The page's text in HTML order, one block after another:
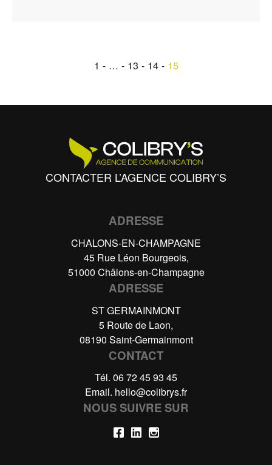
1 … 13 14 15
CONTACTER L’AGENCE COLIBRY’S
ADRESSE
CHALONS-EN-CHAMPAGNE
45 Rue Léon Bourgeois,
51000 Châlons-en-Champagne
ADRESSE
ST GERMAINMONT
5 Route de Laon,
08190 Saint-Germainmont
CONTACT
Tél. 06 72 45 93 45
Email. hello@colibrys.fr
NOUS SUIVRE SUR